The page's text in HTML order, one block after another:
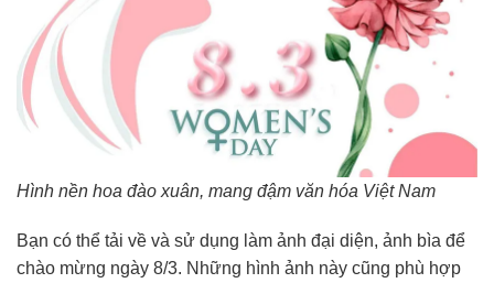
Hình nền hoa đào xuân, mang đậm văn hóa Việt Nam
Bạn có thể tải về và sử dụng làm ảnh đại diện, ảnh bìa để
chào mừng ngày 8/3. Những hình ảnh này cũng phù hợp